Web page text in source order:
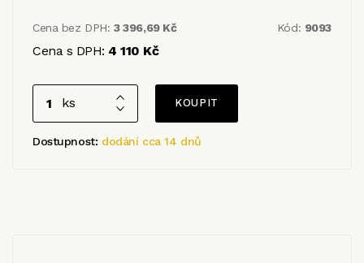
Cena bez DPH:3 396,69 Kč
Cena s DPH: 4 110 Kč
Kód: 9093
ks
Dostupnost: dodání cca 14 dnů